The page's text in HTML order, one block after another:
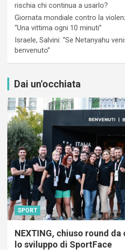
rischia chi continua a usarlo?
Giornata mondiale contro la
“Una vittima ogni 10 minuti”
Israele, Salvini: “Se Netanyahu
benvenuto”
Dai un'occhiata
SPORT
NEXTING, chiuso round
lo sviluppo di SportFace